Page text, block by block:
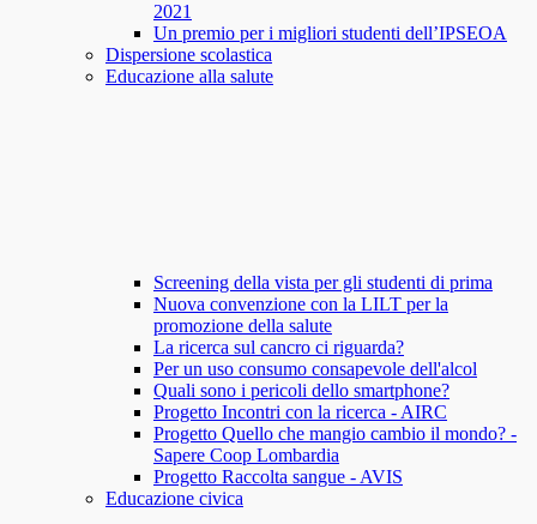
2021
Un premio per i migliori studenti dell’IPSEOA
Dispersione scolastica
Educazione alla salute
Screening della vista per gli studenti di prima
Nuova convenzione con la LILT per la
promozione della salute
La ricerca sul cancro ci riguarda?
Per un uso consumo consapevole dell'alcol
Quali sono i pericoli dello smartphone?
Progetto Incontri con la ricerca - AIRC
Progetto Quello che mangio cambio il mondo? -
Sapere Coop Lombardia
Progetto Raccolta sangue - AVIS
Educazione civica